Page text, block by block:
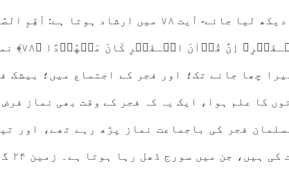
بیان کرتی ہے، وہ بھی دیکھ لیا جائے- آیت ۷۸ میں
غَسَقِ الَّيۡلِ
چھا جانے تک؛ اور فجر کے اجتماع میں؛ بیشک
کا علم ہوا، ایک یہ کہ فجر کے وقت بھی نماز
فجر کی باجماعت نماز پڑھ رہے تھے، اور